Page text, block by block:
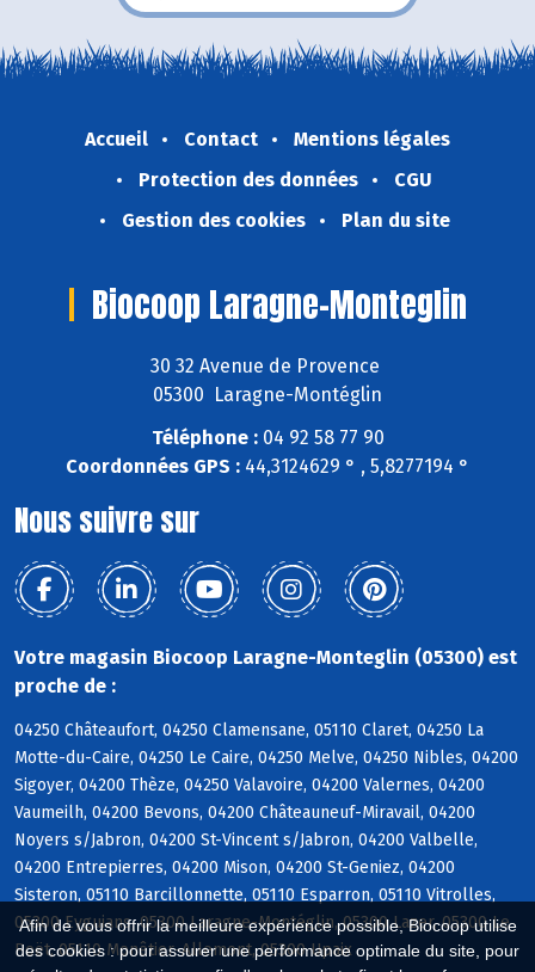
Afin de vous offrir la meilleure expérience possible, Biocoop utilise
des cookies : pour assurer une performance optimale du site, pour
Accueil Contact
Mentions légales
Protection des données
CGU
Gestion des cookies
Plan du site
Biocoop Laragne-Monteglin
30 32 Avenue de Provence
05300 Laragne-Montéglin
Téléphone :04 92 58 77 90
Coordonnées GPS : 44,3124629 ° , 5,8277194 °
Nous suivre sur
Votre magasin Biocoop Laragne-Monteglin (05300) est
proche de :
04250 Châteaufort, 04250 Clamensane, 05110 Claret, 04250 La
Motte-du-Caire, 04250 Le Caire, 04250 Melve, 04250 Nibles, 04200
Sigoyer, 04200 Thèze, 04250 Valavoire, 04200 Valernes, 04200
Vaumeilh, 04200 Bevons, 04200 Châteauneuf-Miravail, 04200
Noyers s/Jabron, 04200 St-Vincent s/Jabron, 04200 Valbelle,
04200 Entrepierres, 04200 Mison, 04200 St-Geniez, 04200
Sisteron, 05110 Barcillonnette, 05110 Esparron, 05110 Vitrolles,
05300 Eyguians, 05300 Laragne-Montéglin, 05300 Lazer, 05300 Le
Poët, 05110 Monêtier-Allemont, 05300 Upaix